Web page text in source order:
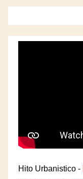
Hito Urbanistico -